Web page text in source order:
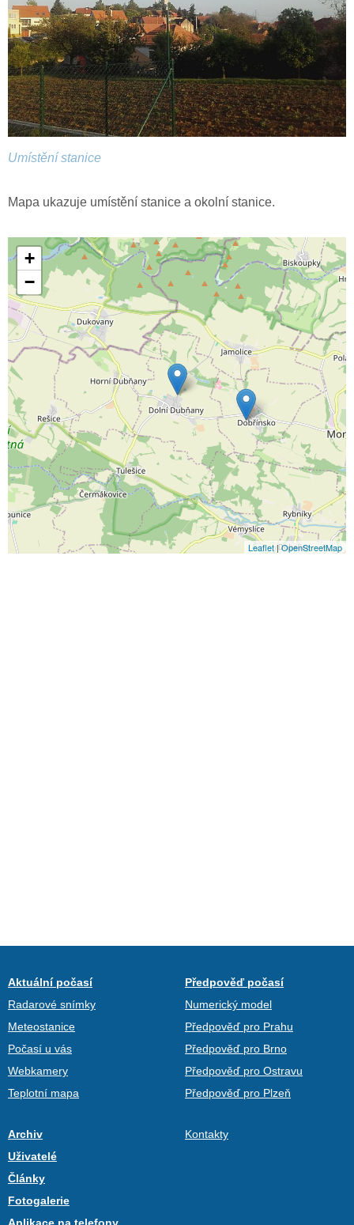
Umístění stanice
Mapa ukazuje umístění stanice a okolní stanice.
+
−
Leaflet|OpenStreetMap
Aktuální počasí
Radarové snímky
Meteostanice
Počasí u vás
Webkamery
Teplotní mapa
Předpověď počasí
Numerický model
Předpověď pro Prahu
Předpověď pro Brno
Předpověď pro Ostravu
Předpověď pro Plzeň
Archiv
Uživatelé
Články
Fotogalerie
Kontakty